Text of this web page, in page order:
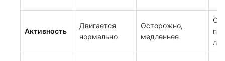
Активность
Двигается
нормально
Осторожно,
медленнее
С